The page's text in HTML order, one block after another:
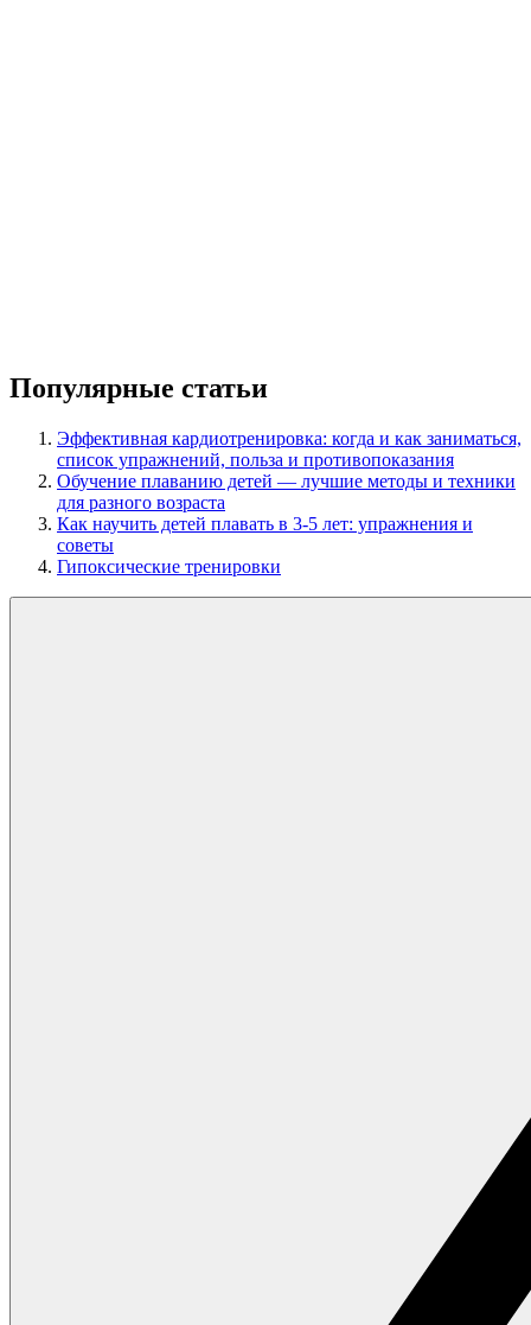
Популярные статьи
Эффективная кардиотренировка: когда и как заниматься,
список упражнений, польза и противопоказания
Обучение плаванию детей — лучшие методы и техники
для разного возраста
Как научить детей плавать в 3-5 лет: упражнения и
советы
Гипоксические тренировки